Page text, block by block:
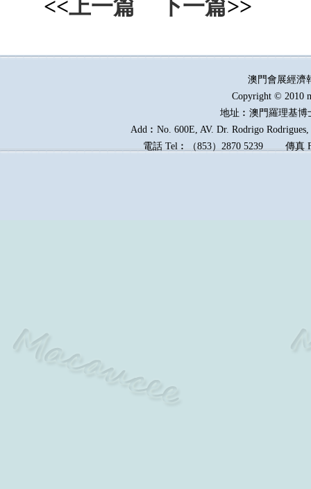
<<上一篇 下一篇>>
澳門會展經
Copyright © 2010
地址︰澳門羅理基博
Add︰No. 600E, AV. Dr. Rodrigo
電話 Tel︰（853）2870 5239傳真